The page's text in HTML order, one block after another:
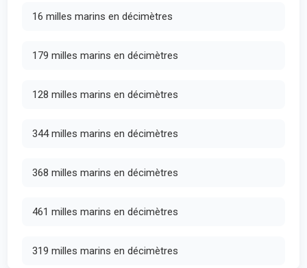
16 milles marins en décimètres
179 milles marins en décimètres
128 milles marins en décimètres
344 milles marins en décimètres
368 milles marins en décimètres
461 milles marins en décimètres
319 milles marins en décimètres